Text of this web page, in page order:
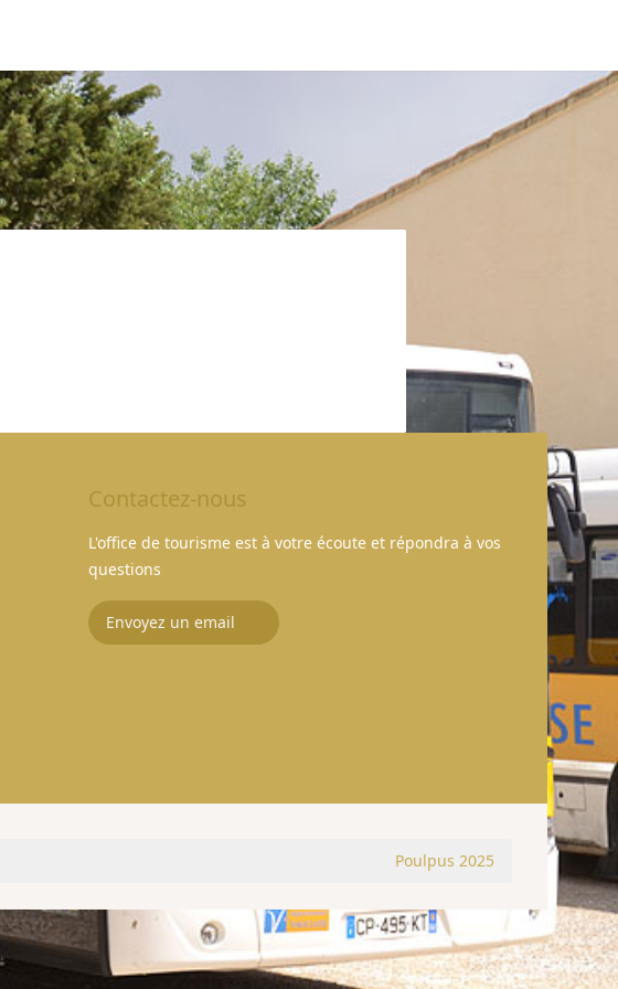
Contactez-nous
L'office de tourisme est à votre écoute et répondra à vos
questions
Envoyez un email
Poulpus 2025